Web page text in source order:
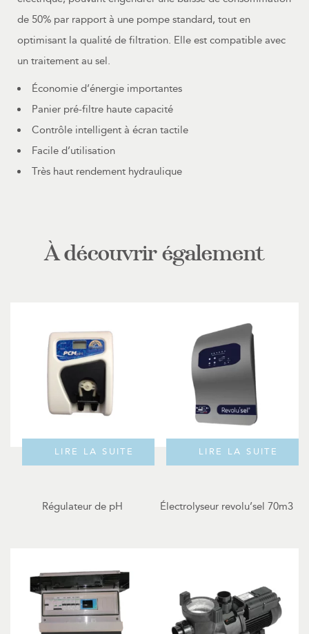
de 50% par rapport à une pompe standard, tout en
optimisant la qualité de filtration. Elle est compatible avec
un traitement au sel.
Économie d’énergie importantes
Panier pré-filtre haute capacité
Contrôle intelligent à écran tactile
Facile d’utilisation
Très haut rendement hydraulique
À découvrir également
LIRE LA SUITE
Régulateur de pH
LIRE LA SUITE
Électrolyseur revolu’sel 70m3